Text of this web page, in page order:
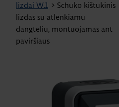
lizdai W.1 > Schuko kištukinis
lizdas su atlenkiamu
dangteliu, montuojamas ant
paviršiaus